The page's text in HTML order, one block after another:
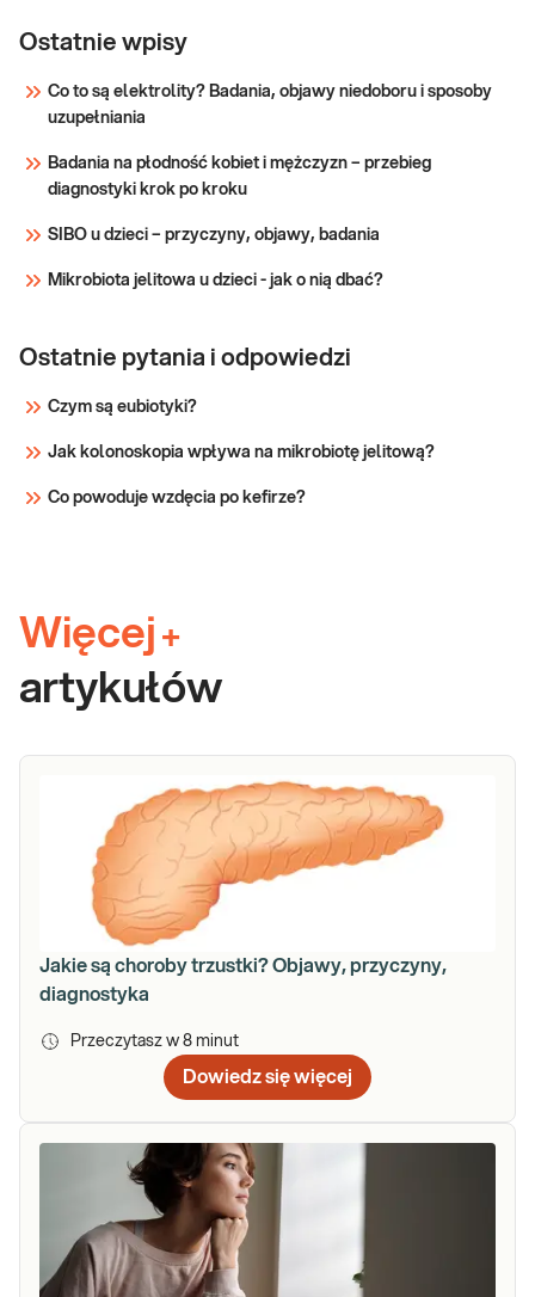
kompleksowe
Ostatnie wpisy
Co to są elektrolity? Badania, objawy niedoboru i sposoby
uzupełniania
Badania na płodność kobiet i mężczyzn – przebieg
diagnostyki krok po kroku
SIBO u dzieci – przyczyny, objawy, badania
Mikrobiota jelitowa u dzieci - jak o nią dbać?
Ostatnie pytania i odpowiedzi
Czym są eubiotyki?
Jak kolonoskopia wpływa na mikrobiotę jelitową?
Co powoduje wzdęcia po kefirze?
Więcej +
artykułów
Jakie są choroby trzustki? Objawy, przyczyny,
diagnostyka
Przeczytasz w 8 minut
Dowiedz się więcej